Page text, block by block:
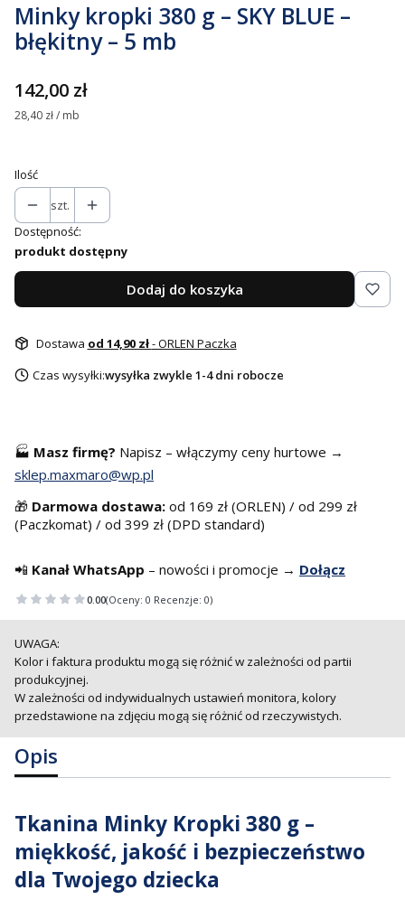
Minky kropki 380 g – SKY BLUE –
błękitny – 5 mb
Cena
142,00 zł
28,40 zł / mb
Ilość
szt.
Dostępność:
produkt dostępny
Dodaj do koszyka
Dostawa od 14,90 zł- ORLEN Paczka
Czas wysyłki:wysyłka zwykle 1-4 dni robocze
🏭 Masz firmę? Napisz – włączymy ceny hurtowe →
sklep.maxmaro@wp.pl
🎁 Darmowa dostawa: od 169 zł (ORLEN) / od 299 zł
(Paczkomat) / od 399 zł (DPD standard)
📲 Kanał WhatsApp – nowości i promocje → Dołącz
0.00(Oceny: 0 Recenzje: 0)
UWAGA:
Kolor i faktura produktu mogą się różnić w zależności od partii
produkcyjnej.
W zależności od indywidualnych ustawień monitora, kolory
przedstawione na zdjęciu mogą się różnić od rzeczywistych.
Opis
Tkanina Minky Kropki 380 g –
miękkość, jakość i bezpieczeństwo
dla Twojego dziecka